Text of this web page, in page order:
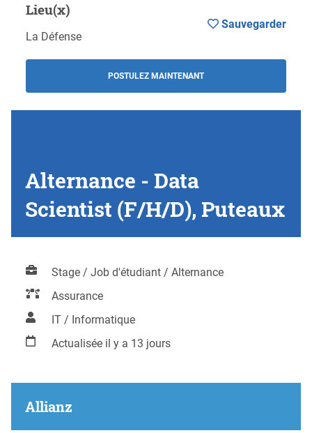
Lieu(x)
La Défense
POSTULEZ MAINTENANT
Sauvegarder
Alternance - Data
Scientist (F/H/D), Puteaux
Stage / Job d'étudiant / Alternance
Assurance
IT / Informatique
Actualisée il y a 13 jours
Allianz